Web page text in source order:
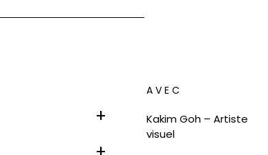
AVEC
Kakim Goh – Artiste
visuel